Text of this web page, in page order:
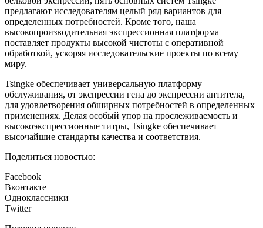
предлагают исследователям целый ряд вариантов для
определенных потребностей. Кроме того, наша
высокопроизводительная экспрессионная платформа
поставляет продукты высокой чистоты с оперативной
обработкой, ускоряя исследовательские проекты по всему
миру.
Tsingke обеспечивает универсальную платформу
обслуживания, от экспрессии гена до экспрессии антитела,
для удовлетворения обширных потребностей в определенных
применениях. Делая особый упор на прослеживаемость и
высокоэкспрессионные титры, Tsingke обеспечивает
высочайшие стандарты качества и соответствия.
Поделиться новостью:
Facebook
Вконтакте
Одноклассники
Twitter